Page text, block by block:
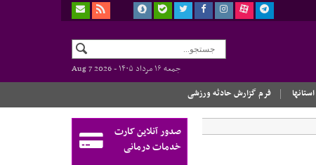
جمعه ۱۶ مرداد ۱۴۰۵ -
Aug 7 2026
استانها فرم گزارش حادثه ورزشی
صدور آنلاین کارت
خدمات درمانی